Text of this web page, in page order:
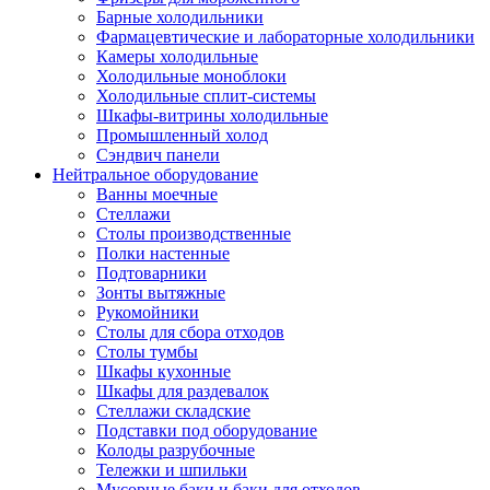
Барные холодильники
Фармацевтические и лабораторные холодильники
Камеры холодильные
Холодильные моноблоки
Холодильные сплит-системы
Шкафы-витрины холодильные
Промышленный холод
Сэндвич панели
Нейтральное оборудование
Ванны моечные
Стеллажи
Столы производственные
Полки настенные
Подтоварники
Зонты вытяжные
Рукомойники
Столы для сбора отходов
Столы тумбы
Шкафы кухонные
Шкафы для раздевалок
Стеллажи складские
Подставки под оборудование
Колоды разрубочные
Тележки и шпильки